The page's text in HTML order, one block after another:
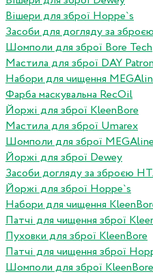
Вішери для зброї Hoppe`s
Засоби для догляду за
Шомполи для зброї Bore Tech
Мастила для зброї DAY
Набори для чищення
Фарба маскувальна RecOil
Йоржі для зброї KleenBore
Мастила для зброї Umarex
Шомполи для зброї
Йоржі для зброї Dewey
Засоби догляду за зброєю
Йоржі для зброї Hoppe`s
Набори для чищення
Патчі для чищення зброї
Пуховки для зброї KleenBore
Патчі для чищення зброї
Шомполи для зброї KleenBore